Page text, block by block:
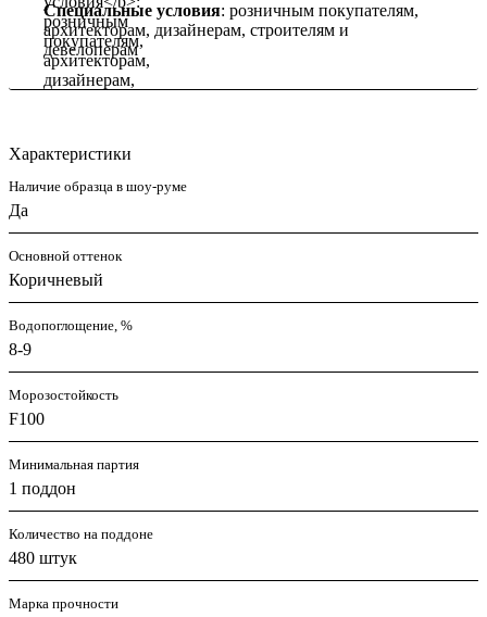
Специальные условия: розничным покупателям,
архитекторам, дизайнерам, строителям и
девелоперам
Характеристики
Наличие образца в шоу-руме
Да
Основной оттенок
Коричневый
Водопоглощение, %
8-9
Морозостойкость
F100
Минимальная партия
1 поддон
Количество на поддоне
480 штук
Марка прочности